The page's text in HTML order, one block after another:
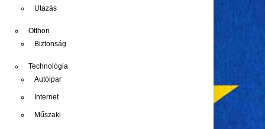
Utazás
Otthon
Biztonság
Technológia
Autóipar
Internet
Műszaki